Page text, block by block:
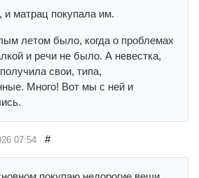
и матрац покупала им.
летом было, когда о проблемах
и речи не было. А невестка,
свои, типа,
Много! Вот мы с ней и
07:54 #